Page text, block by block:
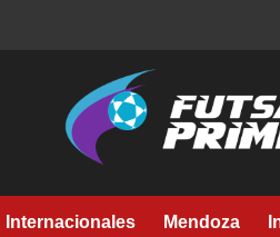
Internacionales Mendoza